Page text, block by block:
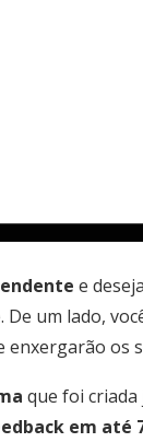
e
um lado,
enxergarão os
que foi
em até